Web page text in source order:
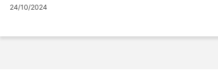
24/10/2024